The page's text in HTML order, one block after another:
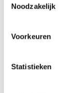
Noodzakelijk
Voorkeuren
Statistieken
en scoor deze